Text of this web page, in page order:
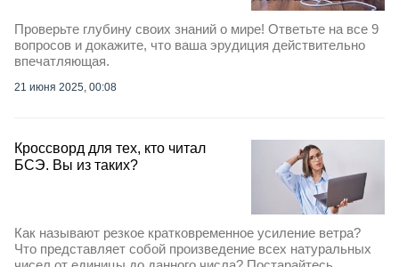
Проверьте глубину своих знаний о мире! Ответьте на все 9
вопросов и докажите, что ваша эрудиция действительно
впечатляющая.
21 июня 2025, 00:08
Кроссворд для тех, кто читал
БСЭ. Вы из таких?
Как называют резкое кратковременное усиление ветра?
Что представляет собой произведение всех натуральных